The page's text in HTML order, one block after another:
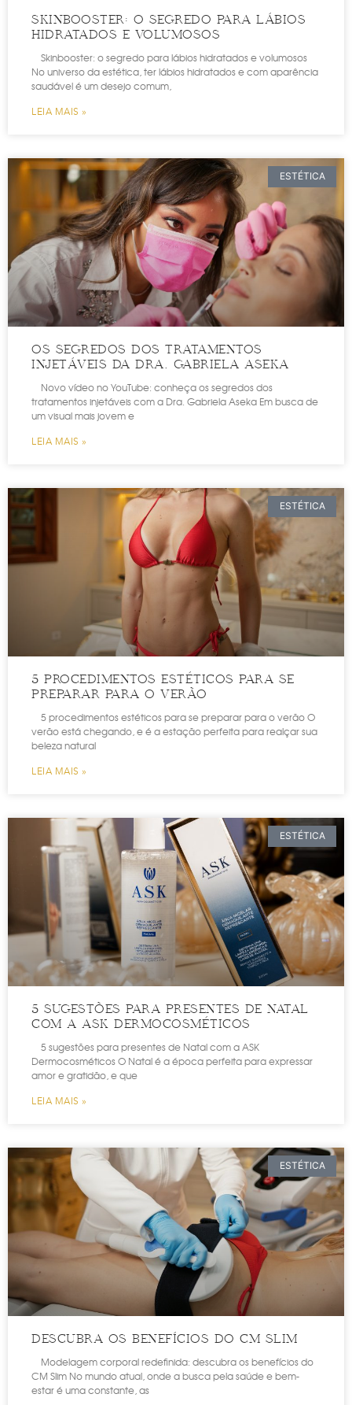
SKINBOOSTER: O SEGREDO PARA LÁBIOS
HIDRATADOS E VOLUMOSOS
Skinbooster: o segredo para lábios hidratados e volumosos
No universo da estética, ter lábios hidratados e com aparência
saudável é um desejo comum,
LEIA MAIS »
ESTÉTICA
OS SEGREDOS DOS TRATAMENTOS
INJETÁVEIS DA DRA. GABRIELA ASEKA
Novo vídeo no YouTube: conheça os segredos dos
tratamentos injetáveis com a Dra. Gabriela Aseka Em busca de
um visual mais jovem e
LEIA MAIS »
ESTÉTICA
5 PROCEDIMENTOS ESTÉTICOS PARA SE
PREPARAR PARA O VERÃO
5 procedimentos estéticos para se preparar para o verão O
verão está chegando, e é a estação perfeita para realçar sua
beleza natural
LEIA MAIS »
ESTÉTICA
5 SUGESTÕES PARA PRESENTES DE NATAL
COM A ASK DERMOCOSMÉTICOS
5 sugestões para presentes de Natal com a ASK
Dermocosméticos O Natal é a época perfeita para expressar
amor e gratidão, e que
LEIA MAIS »
ESTÉTICA
DESCUBRA OS BENEFÍCIOS DO CM SLIM
Modelagem corporal redefinida: descubra os benefícios do
CM Slim No mundo atual, onde a busca pela saúde e bem-
estar é uma constante, as